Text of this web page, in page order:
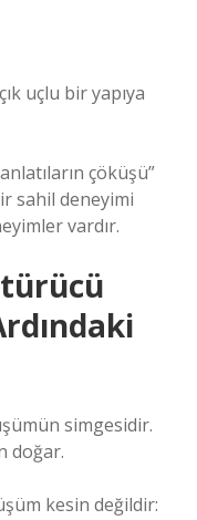
uçlu bir yapıya
çöküşü”
sahil deneyimi
vardır.
simgesidir.
doğar.
kesin değildir: